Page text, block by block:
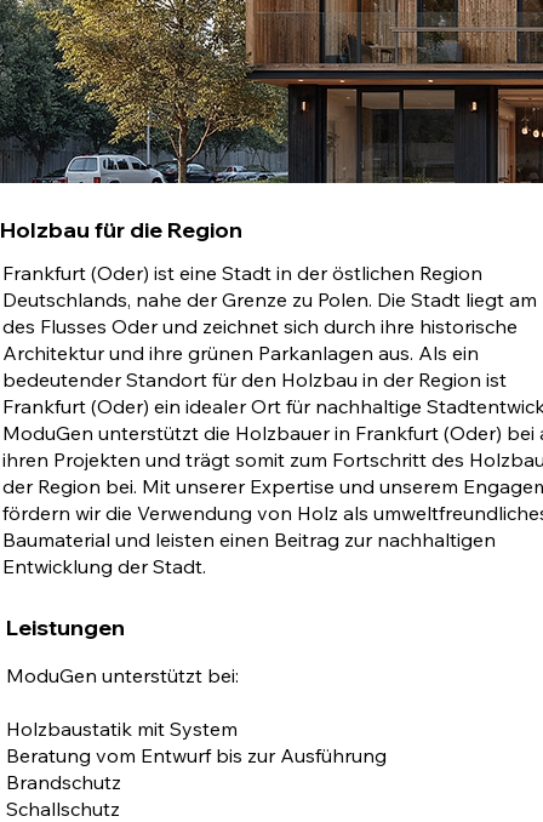
Holzbau für die Region
Frankfurt (Oder) ist eine Stadt in der östlichen Region
Deutschlands, nahe der Grenze zu Polen. Die Stadt liegt am
des Flusses Oder und zeichnet sich durch ihre historische
Architektur und ihre grünen Parkanlagen aus. Als ein
bedeutender Standort für den Holzbau in der Region ist
Frankfurt (Oder) ein idealer Ort für nachhaltige
ModuGen unterstützt die Holzbauer in Frankfurt (Oder) bei
ihren Projekten und trägt somit zum Fortschritt des
der Region bei. Mit unserer Expertise und unserem
fördern wir die Verwendung von Holz als
Baumaterial und leisten einen Beitrag zur nachhaltigen
Entwicklung der Stadt.
Leistungen
ModuGen unterstützt bei:
Holzbaustatik mit System
Beratung vom Entwurf bis zur Ausführung
Brandschutz
Schallschutz